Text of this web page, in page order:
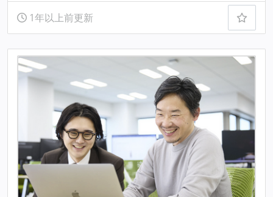
1年以上前更新